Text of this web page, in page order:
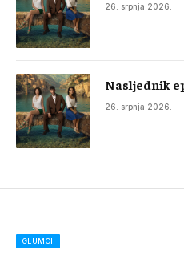
26. srpnja 2026.
Nasljednik
26. srpnja 2026.
GLUMCI